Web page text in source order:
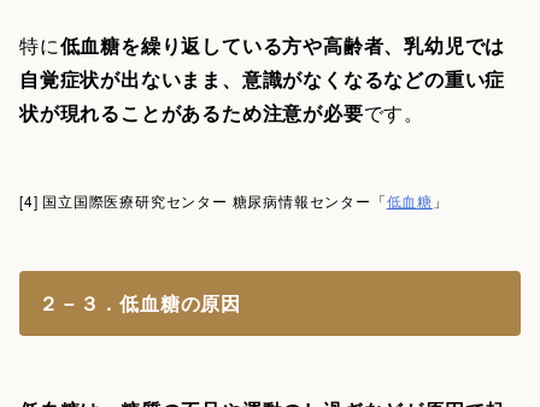
特に低血糖を繰り返している方や高齢者、乳幼児では
自覚症状が出ないまま、意識がなくなるなどの重い症
状が現れることがあるため注意が必要です。
[4] 国立国際医療研究センター 糖尿病情報センター「低血糖 」
２－３．低血糖の原因